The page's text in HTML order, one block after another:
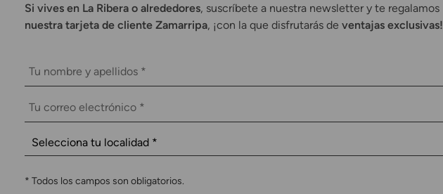
Si vives en La Ribera o alrededores, suscríbete a nuestra newsletter y te regalamos
nuestra tarjeta de cliente Zamarripa, ¡con la que disfrutarás de ventajas exclusivas!
* Todos los campos son obligatorios.